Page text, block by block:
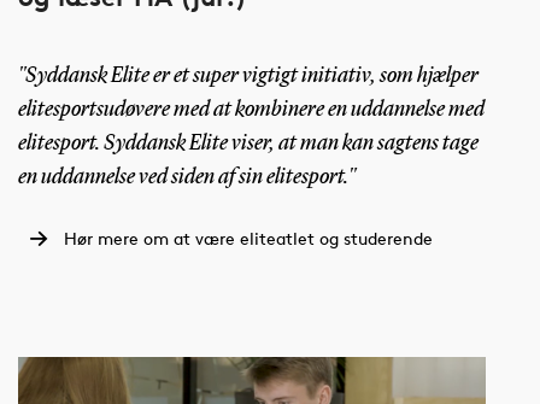
"Syddansk Elite er et super vigtigt initiativ, som hjælper
elitesportsudøvere med at kombinere en uddannelse med
elitesport. Syddansk Elite viser, at man kan sagtens tage
en uddannelse ved siden af sin elitesport."
Hør mere om at være eliteatlet og studerende